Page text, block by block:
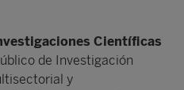
Científicas
de Investigación
y